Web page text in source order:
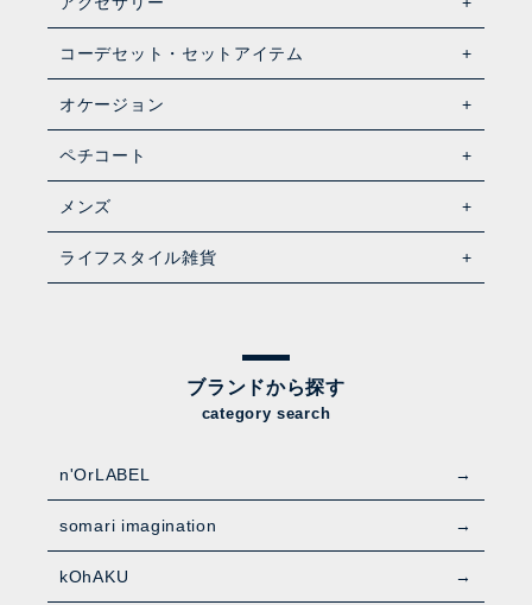
コーデセット・セットアイテム
オケージョン
ペチコート
メンズ
ライフスタイル雑貨
ブランドから探す
category search
n'OrLABEL
somari imagination
kOhAKU